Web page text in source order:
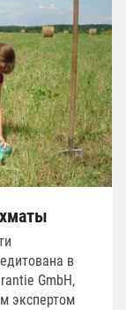
в
GmbH,
экспертом